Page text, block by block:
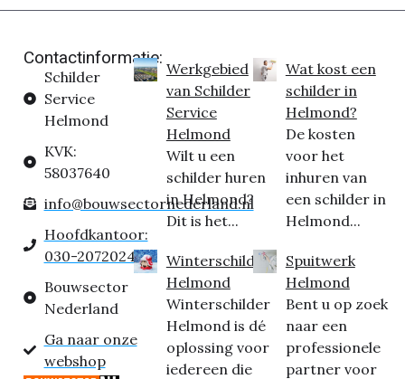
Contactinformatie:
Schilder
Service
Helmond
KVK:
58037640
info@bouwsectornederland.nl
Hoofdkantoor:
030-2072024
Bouwsector
Nederland
Ga naar onze
webshop
Werkgebied
van Schilder
Service
Helmond
Wilt u een
schilder huren
in Helmond?
Dit is het...
Winterschilder
Helmond
Winterschilder
Helmond is dé
oplossing voor
iedereen die
Wat kost een
schilder in
Helmond?
De kosten
voor het
inhuren van
een schilder in
Helmond...
Spuitwerk
Helmond
Bent u op zoek
naar een
professionele
partner voor